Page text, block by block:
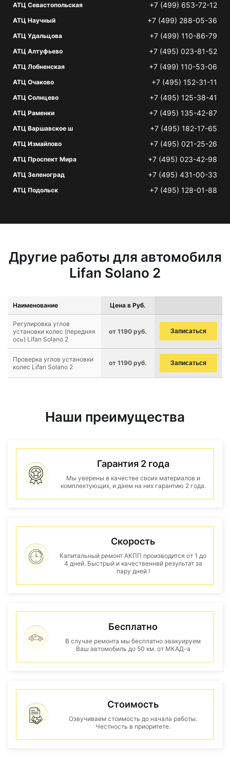
АТЦ Севастопольская +7 (499) 653-72-12
АТЦ Научный +7 (499) 288-05-36
АТЦ Удальцова +7 (499) 110-86-79
АТЦ Алтуфьево +7 (495) 023-81-52
АТЦ Лобненская +7 (499) 110-53-06
АТЦ Очаково +7 (495) 152-31-11
АТЦ Солнцево +7 (495) 125-38-41
АТЦ Раменки +7 (495) 135-42-87
АТЦ Варшавское ш +7 (495) 182-17-65
АТЦ Измайлово +7 (495) 021-25-26
АТЦ Проспект Мира +7 (495) 023-42-98
АТЦ Зеленоград +7 (495) 431-00-33
АТЦ Подольск +7 (495) 128-01-88
Другие работы для автомобиля
Lifan Solano 2
Наименование Цена в Руб.
Регулировка углов
установки колес (передняя
ось) Lifan Solano 2
от 1190 руб. Записаться
Проверка углов установки
колес Lifan Solano 2
от 1190 руб. Записаться
Наши преимущества
Гарантия 2 года
Мы уверены в качестве своих материалов и
комплектующих, и даем на них гарантию 2 года.
Скорость
Капитальный ремонт АКПП производится от 1 до
4 дней. Быстрый и качественнвй результат за
пару дней !
Бесплатно
В случае ремонта мы бесплатно эвакуируем
Ваш автомобиль до 50 км. от МКАД-а
Стоимость
Озвучиваем стоимость до начала работы.
Честность в приоритете.